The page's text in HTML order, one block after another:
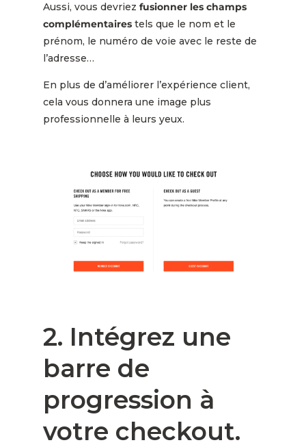
Aussi, vous devriez fusionner les champs
complémentairestels que le nom et le
prénom, le numéro de voie avec le reste de
l’adresse…
En plus de d’améliorer l’expérience client,
cela vous donnera une image plus
professionnelle à leurs yeux.
2. Intégrez une
barre de
progression à
votre checkout.